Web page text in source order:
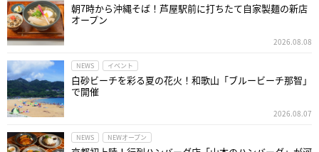
朝7時から沖縄そば！芦屋駅前に打ちたて自家製麺の新店
オープン
2026.08.08
NEWS イベント
白砂ビーチを彩る夏の花火！和歌山「ブルービーチ那智」
で開催
2026.08.07
NEWS NEWオープン